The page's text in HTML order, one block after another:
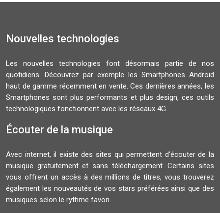
Nouvelles technologies
Les nouvelles technologies font désormais partie de nos
quotidiens. Découvrez par exemple les Smartphones Android
haut de gamme récemment en vente. Ces dernières années, les
Smartphones sont plus performants et plus design, ces outils
technologiques fonctionnent avec les réseaux 4G.
Écouter de la musique
Avec internet, il existe des sites qui permettent d’écouter de la
musique gratuitement et sans téléchargement. Certains sites
vous offrent un accès à des millions de titres, vous trouverez
également les nouveautés de vos stars préférées ainsi que des
musiques selon le rythme favori.